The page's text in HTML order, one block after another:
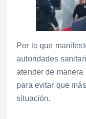
Por lo que
autoridades
atender de
para evitar que
situación.